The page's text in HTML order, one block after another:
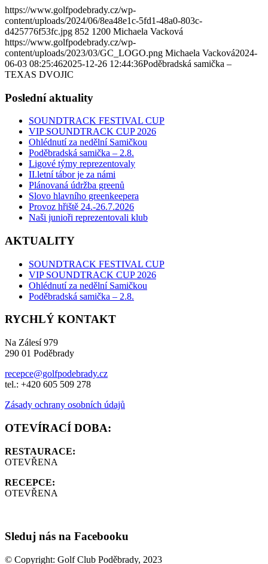
https://www.golfpodebrady.cz/wp-
content/uploads/2024/06/8ea48e1c-5fd1-48a0-803c-
d425776f53fc.jpg 852 1200 Michaela Vacková
https://www.golfpodebrady.cz/wp-
content/uploads/2023/03/GC_LOGO.png Michaela Vacková2024-
06-03 08:25:462025-12-26 12:44:36Poděbradská samička –
TEXAS DVOJIC
Poslední aktuality
SOUNDTRACK FESTIVAL CUP
VIP SOUNDTRACK CUP 2026
Ohlédnutí za nedělní Samičkou
Poděbradská samička – 2.8.
Ligové týmy reprezentovaly
II.letní tábor je za námi
Plánovaná údržba greenů
Slovo hlavního greenkeepera
Provoz hřiště 24.-26.7.2026
Naši junioři reprezentovali klub
AKTUALITY
SOUNDTRACK FESTIVAL CUP
VIP SOUNDTRACK CUP 2026
Ohlédnutí za nedělní Samičkou
Poděbradská samička – 2.8.
RYCHLÝ KONTAKT
Na Zálesí 979
290 01 Poděbrady
recepce@golfpodebrady.cz
tel.: +420 605 509 278
Zásady ochrany osobních údajů
OTEVÍRACÍ DOBA:
RESTAURACE:
OTEVŘENA
RECEPCE:
OTEVŘENA
Sleduj nás na Facebooku
© Copyright: Golf Club Poděbrady, 2023